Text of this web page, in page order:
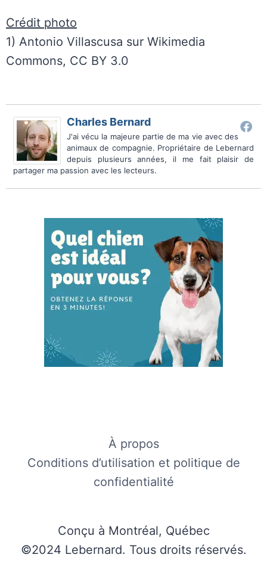
Crédit photo
1) Antonio Villascusa sur Wikimedia
Commons, CC BY 3.0
Charles Bernard
J'ai vécu la majeure partie de ma vie avec des
animaux de compagnie. Propriétaire de Lebernard
depuis plusieurs années, il me fait plaisir de
partager ma passion avec les lecteurs.
À propos
Conditions d’utilisation et politique de
confidentialité
Conçu à Montréal, Québec
©2024 Lebernard. Tous droits réservés.